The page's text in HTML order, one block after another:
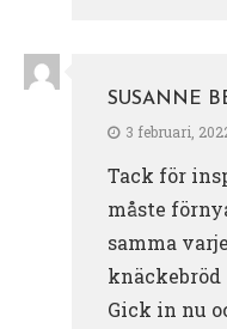
SUSANNE
3 februari,
Tack för
måste
samma
knäckebröd
Gick in nu